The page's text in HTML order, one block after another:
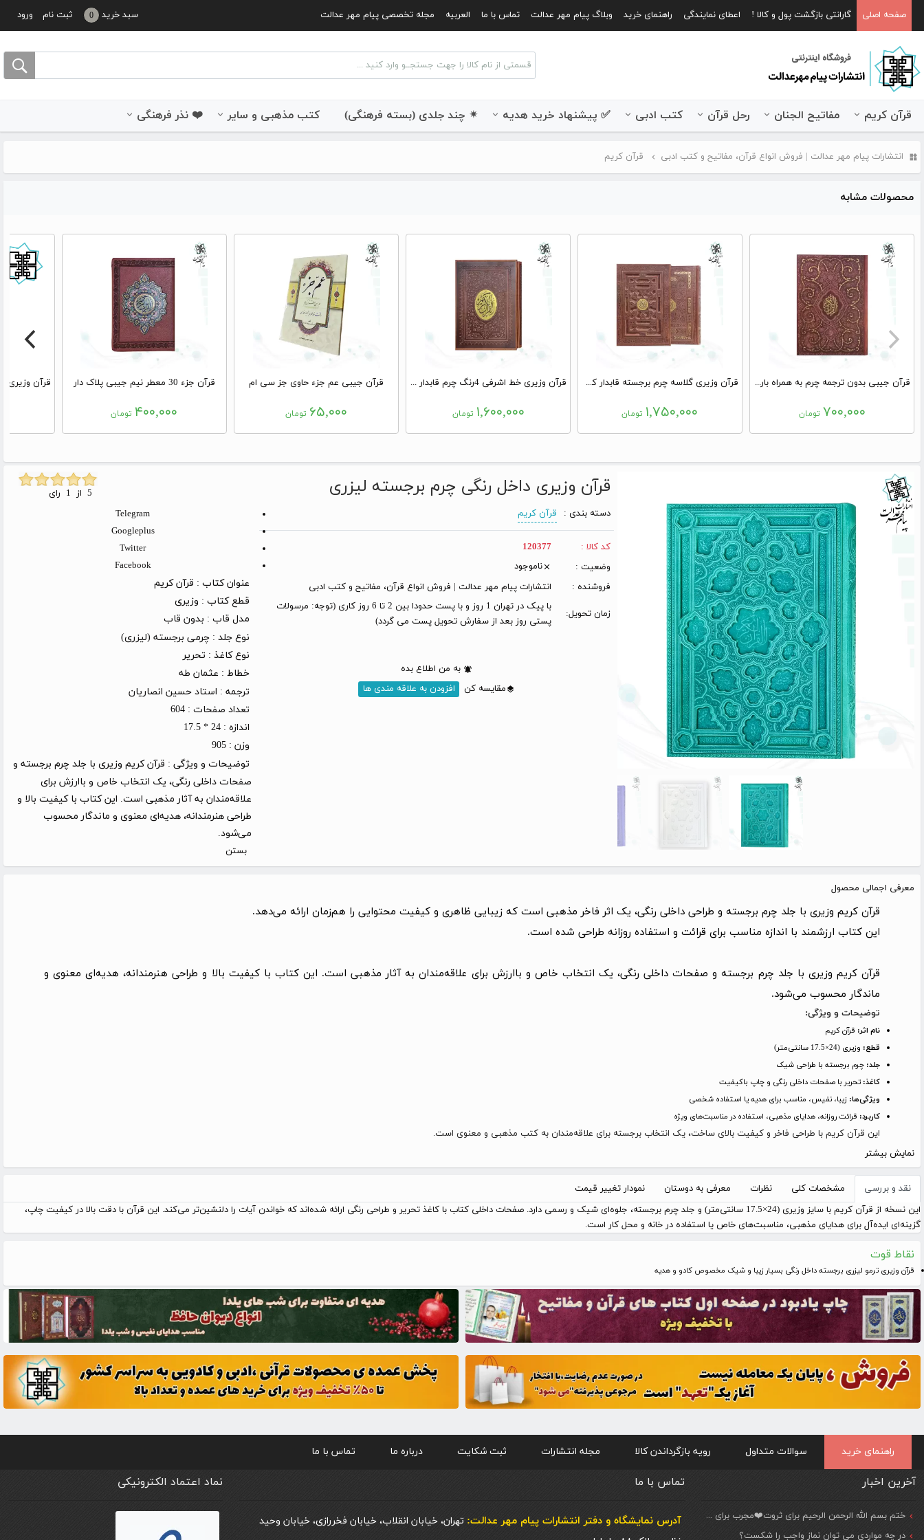
ورود ثبت نام سبد خرید 0 صفحه اصلی گارانتی بازگشت پول و کالا ! اعطای نمایندگی راهنمای خرید وبلاگ پیام مهر عدالت تماس با ما العربیه مجله تخصصی پیام مهر عدالت
قرآن کریم مفاتیح الجنان رحل قرآن کتب ادبی ✅ پیشنهاد خرید هدیه ✴ چند جلدی (بسته فرهنگی) کتب مذهبی و سایر ❤️ نذر فرهنگی
انتشارات پیام مهر عدالت | فروش انواع قرآن، مفاتیح و کتب ادبی قرآن کریم
محصولات مشابه
قرآن جیبی بدون ترجمه چرم به همراه بارکدخوان
۷۰۰,۰۰۰ تومان
قرآن وزیری گلاسه چرم برجسته قابدار کشویی با پلاک وسط
۱,۷۵۰,۰۰۰ تومان
قرآن وزیری خط اشرفی 4رنگ چرم قابدار کشویی با پلاک نفیس
۱,۶۰۰,۰۰۰ تومان
قرآن جیبی عم جزء حاوی جز سی ام
۶۵,۰۰۰ تومان
قرآن جزء 30 معطر نیم جیبی پلاک دار
۴۰۰,۰۰۰ تومان
قرآن وزیری داخل رنگی چرم برجسته لیزری
دسته بندی :
قرآن کریم
کد کالا :
120377
وضعیت :
ناموجود
فروشنده :
انتشارات پیام مهر عدالت | فروش انواع قرآن، مفاتیح و کتب ادبی
زمان تحویل:
با پیک در تهران 1 روز و با پست حدودا بین 2 تا 6 روز کاری (توجه: مرسولات
پستی روز بعد از سفارش تحویل پست می گردد)
به من اطلاع بده
مقایسه کن
افزودن به علاقه مندی ها
Telegram
Googleplus
Twitter
Facebook
عنوان کتاب : قرآن کریم
قطع کتاب : وزیری
مدل قاب : بدون قاب
نوع جلد :چرمی برجسته (لیزری)
نوع کاغذ : تحریر
خطاط : عثمان طه
ترجمه : استاد حسین انصاریان
تعداد صفحات :604
اندازه :24 * 17.5
وزن :905
توضیحات و ویژگی : قرآن کریم وزیری با جلد چرم برجسته و
صفحات داخلی رنگی، یک انتخاب خاص و باارزش برای
علاقه‌مندان به آثار مذهبی است. این کتاب با کیفیت بالا و
طراحی هنرمندانه، هدیه‌ای معنوی و ماندگار محسوب
می‌شود.
بستن
معرفی اجمالی محصول
قرآن کریم وزیری با جلد چرم برجسته و طراحی داخلی رنگی، یک اثر فاخر مذهبی است که زیبایی ظاهری و کیفیت محتوایی را هم‌زمان ارائه می‌دهد.
این کتاب ارزشمند با اندازه مناسب برای قرائت و استفاده روزانه طراحی شده است.
قرآن کریم وزیری با جلد چرم برجسته و صفحات داخلی رنگی، یک انتخاب خاص و باارزش برای علاقه‌مندان به آثار مذهبی است. این کتاب با کیفیت بالا و طراحی هنرمندانه، هدیه‌ای معنوی و
ماندگار محسوب می‌شود.
توضیحات و ویژگی:
نام اثر: قرآن کریم
قطع: وزیری (24×17.5 سانتی‌متر)
جلد: چرم برجسته با طراحی شیک
کاغذ: تحریر با صفحات داخلی رنگی و چاپ باکیفیت
ویژگی‌ها: زیبا، نفیس، مناسب برای هدیه یا استفاده شخصی
کاربرد: قرائت روزانه، هدایای مذهبی، استفاده در مناسبت‌های ویژه
این قرآن کریم با طراحی فاخر و کیفیت بالای ساخت، یک انتخاب برجسته برای علاقه‌مندان به کتب مذهبی و معنوی است.
نمایش بیشتر
نقد و بررسی مشخصات کلی نظرات معرفی به دوستان
نمودار تغییر قیمت
این نسخه از قرآن کریم با سایز وزیری (24×17.5 سانتی‌متر) و جلد چرم برجسته، جلوه‌ای شیک و رسمی دارد. صفحات داخلی کتاب با کاغذ تحریر و طراحی رنگی ارائه شده‌اند که خواندن آیات را دلنشین‌تر می‌کند. این قرآن با دقت بالا در کیفیت چاپ،
گزینه‌ای ایده‌آل برای هدایای مذهبی، مناسبت‌های خاص یا استفاده در خانه و محل کار است.
نقاط قوت
قرآن وزیری ترمو لیزری برجسته داخل رنگی بسیار زیبا و شیک مخصوص کادو و هدیه
راهنمای خرید سوالات متداول رویه بازگرداندن کالا مجله انتشارات ثبت شکایت درباره ما تماس با ما
آخرین اخبار
ختم بسم الله الرحمن الرحیم برای ثروت❤️مجرب برای حاجات مهم و فوری
در چه مواردی می توان نماز واجب را شکست؟
تماس با ما
آدرس نمایشگاه و دفتر انتشارات پيام مهر عدالت: تهران، خیابان انقلاب، خیابان فخررازی، خیابان وحید
نماد اعتماد الکترونیکی